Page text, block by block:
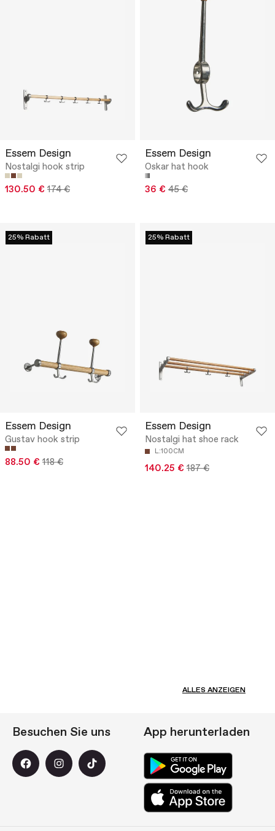
Essem Design
Nostalgi hook strip
130.50 € 174 €
Essem Design
Oskar hat hook
36 € 45 €
25% Rabatt
Essem Design
Gustav hook strip
88.50 € 118 €
25% Rabatt
Essem Design
Nostalgi hat shoe rack
L:100CM
140.25 € 187 €
ALLES ANZEIGEN
Besuchen Sie uns App herunterladen